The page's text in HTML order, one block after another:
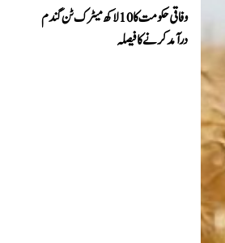
وفاقی حکومت کا 10 لاکھ میٹرک ٹن گندم
درآمد کرنے کا فیصلہ